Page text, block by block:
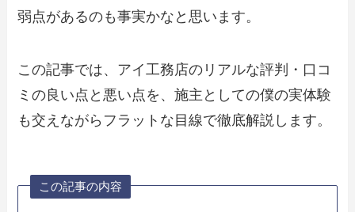
弱点があるのも事実かなと思います。
この記事では、アイ工務店のリアルな評判・口コ
ミの良い点と悪い点を、施主としての僕の実体験
も交えながらフラットな目線で徹底解説します。
この記事の内容